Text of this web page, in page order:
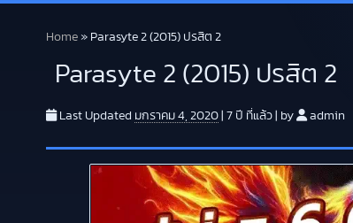
Home » Parasyte 2 (2015) ปรสิต 2
Parasyte 2 (2015) ปรสิต 2
Last Updated มกราคม 4, 2020 7 ปี ที่แล้ว by admin